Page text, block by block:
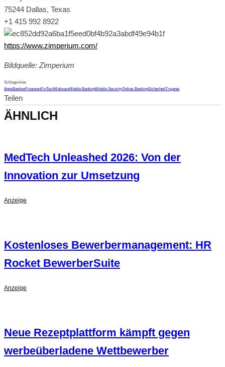
75244 Dallas, Texas
+1 415 992 8922
https://www.zimperium.com/
Bildquelle: Zimperium
Schlagwörter
AppsBankenFinanzenFinTechMalwareMobile BankingMobile SecurityOnline-BankingSicherheitTrojaner
Teilen
ÄHNLICH
MedTech Unleashed 2026: Von der
Innovation zur Umsetzung
Anzeige
Kostenloses Bewerbermanagement: HR
Rocket BewerberSuite
Anzeige
Neue Rezeptplattform kämpft gegen
werbeüberladene Wettbewerber